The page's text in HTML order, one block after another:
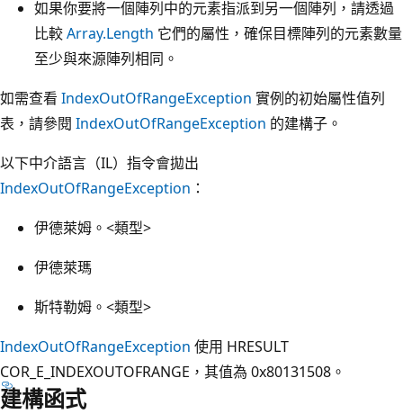
如果你要將一個陣列中的元素指派到另一個陣列，請透過
比較Array.Length 它們的屬性，確保目標陣列的元素數量
至少與來源陣列相同。
如需查看 IndexOutOfRangeException 實例的初始屬性值列
表，請參閱 IndexOutOfRangeException 的建構子。
以下中介語言（IL）指令會拋出
IndexOutOfRangeException ：
伊德萊姆。<類型>
伊德萊瑪
斯特勒姆。<類型>
IndexOutOfRangeException 使用 HRESULT
COR_E_INDEXOUTOFRANGE，其值為 0x80131508。
建構函式